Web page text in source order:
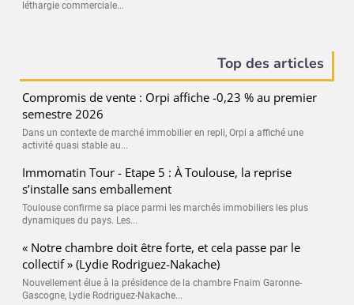
léthargie commerciale...
Top des articles
Compromis de vente : Orpi affiche -0,23 % au premier
semestre 2026
Dans un contexte de marché immobilier en repli, Orpi a affiché une
activité quasi stable au...
Immomatin Tour - Etape 5 : À Toulouse, la reprise
s’installe sans emballement
Toulouse confirme sa place parmi les marchés immobiliers les plus
dynamiques du pays. Les...
« Notre chambre doit être forte, et cela passe par le
collectif » (Lydie Rodriguez-Nakache)
Nouvellement élue à la présidence de la chambre Fnaim Garonne-
Gascogne, Lydie Rodriguez-Nakache...